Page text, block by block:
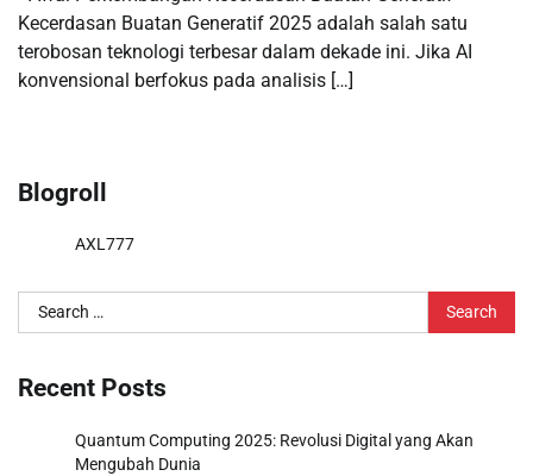
Kecerdasan Buatan Generatif 2025 adalah salah satu
terobosan teknologi terbesar dalam dekade ini. Jika AI
konvensional berfokus pada analisis […]
Blogroll
AXL777
Search
for:
Recent Posts
Quantum Computing 2025: Revolusi Digital yang Akan
Mengubah Dunia